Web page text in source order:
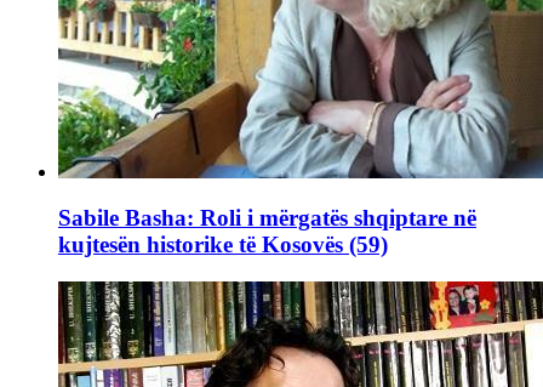
Sabile Basha: Roli i mërgatës shqiptare në
kujtesën historike të Kosovës (59)